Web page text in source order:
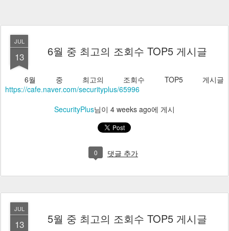
JUL
13 6월 중 최고의 조회수 TOP5 게시글
6월 중 최고의 조회수 TOP5 게시글
https://cafe.naver.com/securityplus/65996
SecurityPlus님이 4 weeks ago에 게시
0 댓글 추가
JUL
13 5월 중 최고의 조회수 TOP5 게시글